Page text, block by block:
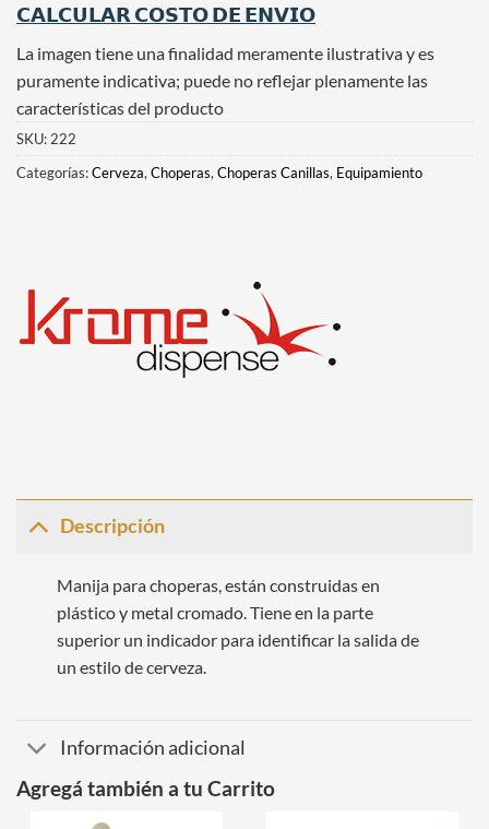
𝗖𝗔𝗟𝗖𝗨𝗟𝗔𝗥 𝗖𝗢𝗦𝗧𝗢 𝗗𝗘 𝗘𝗡𝗩𝗜𝗢
La imagen tiene una finalidad meramente ilustrativa y es
puramente indicativa; puede no reflejar plenamente las
características del producto
SKU: 222
Categorías:Cerveza, Choperas, Choperas Canillas, Equipamiento
Descripción
Manija para choperas, están construidas en
plástico y metal cromado. Tiene en la parte
superior un indicador para identificar la salida de
un estilo de cerveza.
Información adicional
Agregá también a tu Carrito